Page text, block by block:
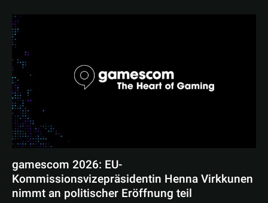
gamescom 2026: EU-
Kommissionsvizepräsidentin Henna Virkkunen
nimmt an politischer Eröffnung teil